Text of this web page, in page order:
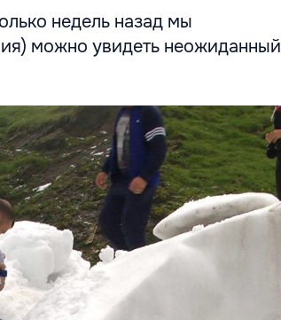
недель назад мы
можно увидеть неожиданный